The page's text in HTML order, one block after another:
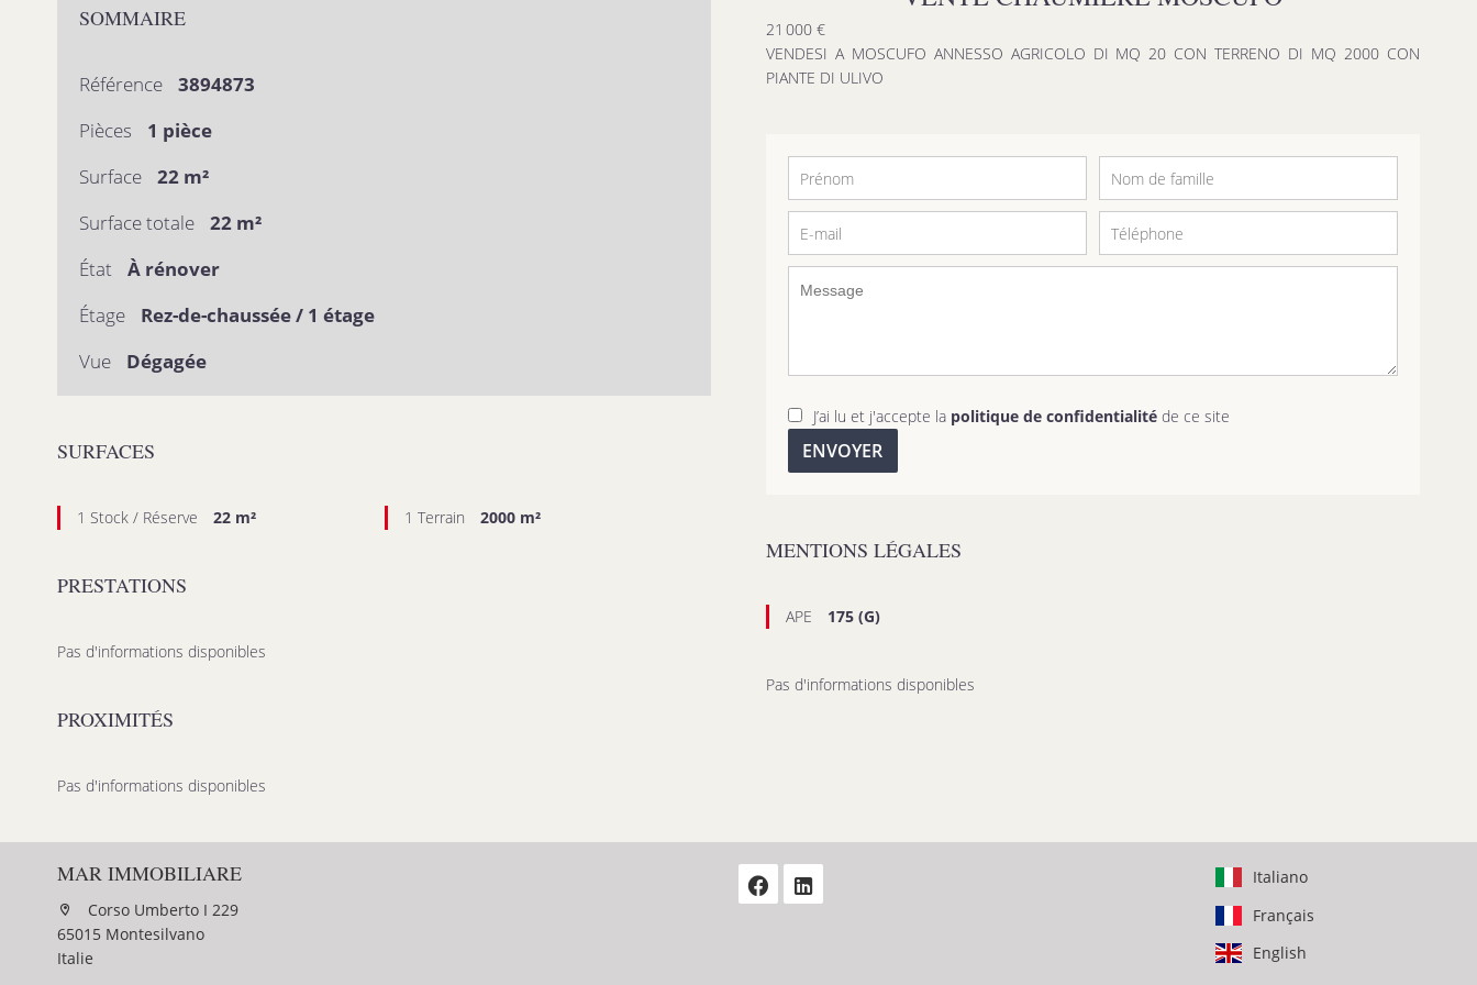
SOMMAIRE
Référence
3894873
Pièces
1 pièce
Surface
22 m²
Surface totale
22 m²
État
À rénover
Étage
Rez-de-chaussée / 1 étage
Vue
Dégagée
SURFACES
1 Stock / Réserve 22 m² 1 Terrain 2000 m²
PRESTATIONS
Pas d'informations disponibles
PROXIMITÉS
Pas d'informations disponibles
21 000 €
VENDESI A MOSCUFO ANNESSO AGRICOLO DI MQ 20 CON TERRENO DI MQ 2000 CON
PIANTE DI ULIVO
J’ai lu et j'accepte la politique de confidentialitéde ce site
ENVOYER
MENTIONS LÉGALES
APE 175 (G)
Pas d'informations disponibles
MAR IMMOBILIARE
Corso Umberto I 229
65015 Montesilvano
Italie
Italiano
Français
English